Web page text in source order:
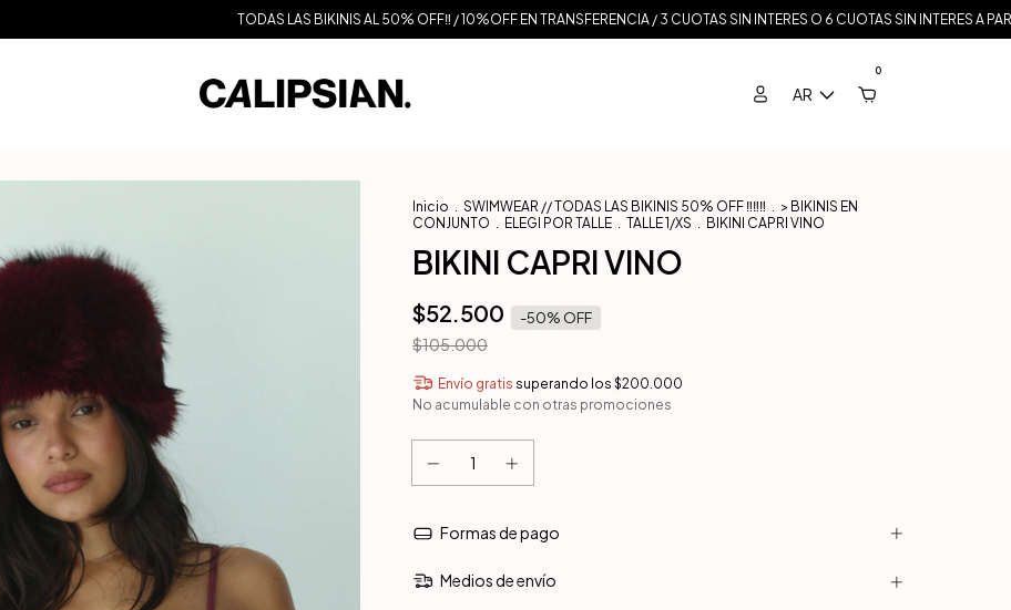
TODAS LAS BIKINIS AL 50% OFF‼️ / 10%OFF EN TRANSFERENCIA / 3 CUOTAS SIN INTERES O 6 CUOTAS SIN INTERES A PARTIR
AR
0
Inicio . SWIMWEAR // TODAS LAS BIKINIS 50% OFF ‼️‼️‼️ . > BIKINIS EN
CONJUNTO . ELEGI POR TALLE . TALLE 1/XS . BIKINI CAPRI VINO
BIKINI CAPRI VINO
$52.500 -50% OFF
$105.000
Envío gratis superando los $200.000
No acumulable con otras promociones
Formas de pago
Medios de envío